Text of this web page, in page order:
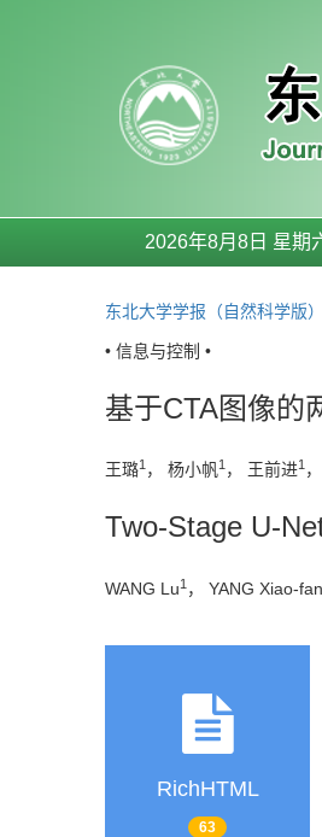
2026年8月8日 星期
东北大学学报（自然科学版）
• 信息与控制 •
基于CTA图像的
王璐1 ， 杨小帆1 ， 王前进1
Two-Stage U-
WANG Lu1 ， YANG Xiao-fan
RichHTML
63